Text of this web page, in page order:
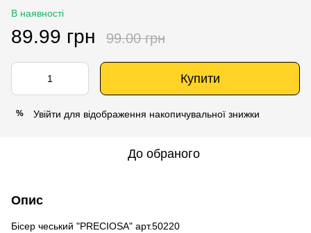
В наявності
89.99 грн 99.00 грн
Купити
% Увійти для відображення накопичувальної знижки
До обраного
Опис
Бісер чеський "PRECIOSA" арт.50220